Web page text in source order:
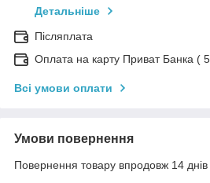
Детальніше
Післяплата
Оплата на карту Приват Банка (
Всі умови оплати
Умови повернення
Повернення товару впродовж 14 днів